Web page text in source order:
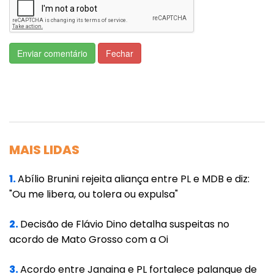
não por ser um vilão em si, mas pela
facilidade que oferece. “Ele permite comprar
algo que você não tem condições de pagar
naquele momento, mas deseja
anúncios direcionados e estratégias de
afirmou.
Pertencimento e validação social
mecanismos psicológicos mais profundos.
compramos algo, muitas vezes não é o
Enviar comentário Fechar
MAIS LIDAS
1.Abílio Brunini rejeita aliança entre PL e MDB e diz:
"Ou me libera, ou tolera ou expulsa"
2.Decisão de Flávio Dino detalha suspeitas no
acordo de Mato Grosso com a Oi
3.Acordo entre Janaina e PL fortalece palanque de